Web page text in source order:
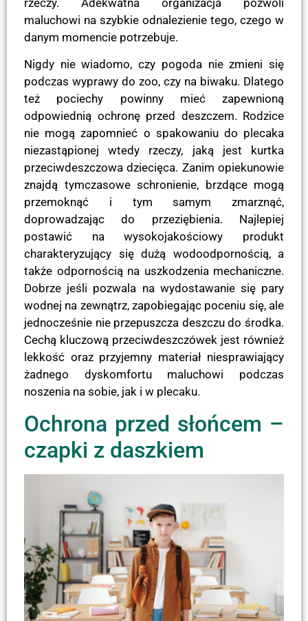
maluchowi na szybkie odnalezienie tego, czego w
danym momencie potrzebuje.
Nigdy nie wiadomo, czy pogoda nie zmieni się
podczas wyprawy do zoo, czy na biwaku. Dlatego
też pociechy powinny mieć zapewnioną
odpowiednią ochronę przed deszczem. Rodzice
nie mogą zapomnieć o spakowaniu do plecaka
niezastąpionej wtedy rzeczy, jaką jest kurtka
przeciwdeszczowa dziecięca. Zanim opiekunowie
znajdą tymczasowe schronienie, brzdące mogą
przemoknąć i tym samym zmarznąć,
doprowadzając do przeziębienia. Najlepiej
postawić na wysokojakościowy produkt
charakteryzujący się dużą wodoodpornością, a
także odpornością na uszkodzenia mechaniczne.
Dobrze jeśli pozwala na wydostawanie się pary
wodnej na zewnątrz, zapobiegając poceniu się, ale
jednocześnie nie przepuszcza deszczu do środka.
Cechą kluczową przeciwdeszczówek jest również
lekkość oraz przyjemny materiał niesprawiający
żadnego dyskomfortu maluchowi podczas
noszenia na sobie, jak i w plecaku.
Ochrona przed słońcem –
czapki z daszkiem